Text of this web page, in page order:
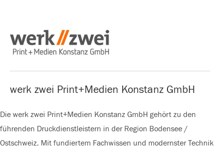
werk zwei Print+Medien Konstanz GmbH
Die werk zwei Print+Medien Konstanz GmbH gehört zu den
führenden Druckdienstleistern in der Region Bodensee /
Ostschweiz. Mit fundiertem Fachwissen und modernster Technik